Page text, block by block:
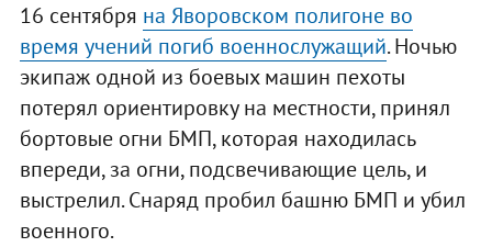
16 сентября на Яворовском полигоне во
время учений погиб военнослужащий. Ночью
экипаж одной из боевых машин пехоты
потерял ориентировку на местности, принял
бортовые огни БМП, которая находилась
впереди, за огни, подсвечивающие цель, и
выстрелил. Снаряд пробил башню БМП и убил
военного.